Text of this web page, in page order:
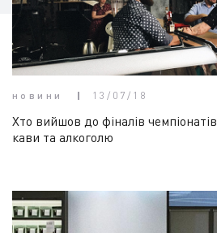
новини 13/07/18
Хто вийшов до фіналів
кави та алкоголю